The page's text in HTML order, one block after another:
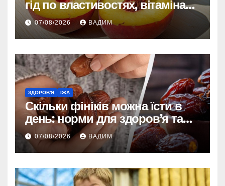
гід по властивостях, вітамінах і
впливі на організм
07/08/2026 ВАДИМ
ЗДОРОВ'Я ЇЖА
Скільки фініків можна їсти в
день: норми для здоров’я та
енергії
07/08/2026 ВАДИМ